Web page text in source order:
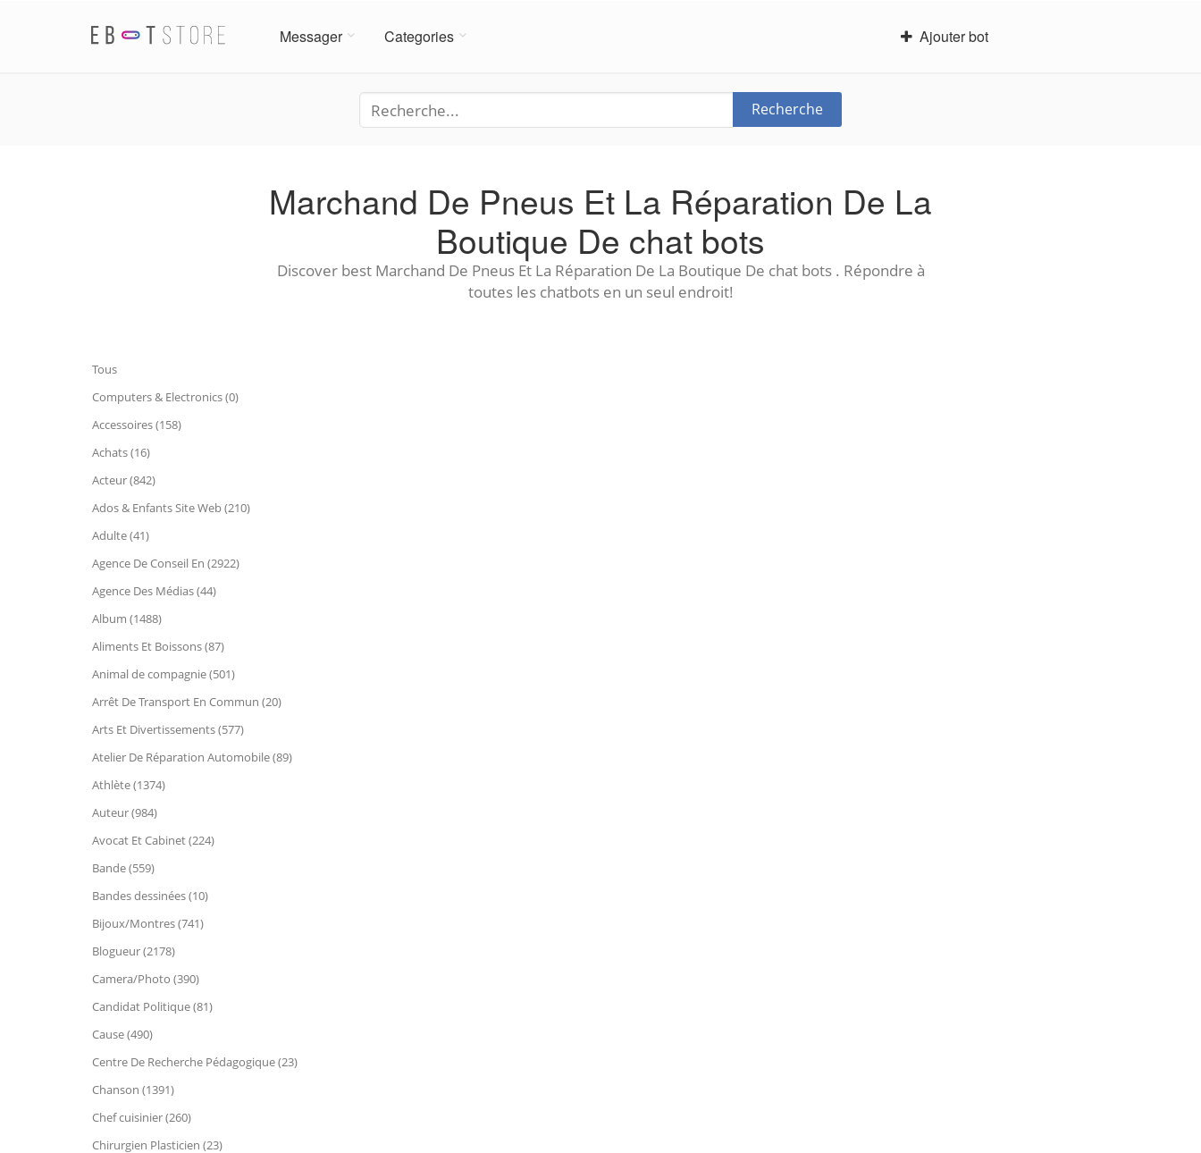
Messager Categories Ajouter bot
Recherche
Marchand De Pneus Et La Réparation De La
Boutique De chat bots
Discover best Marchand De Pneus Et La Réparation De La Boutique De chat bots . Répondre à
toutes les chatbots en un seul endroit!
Tous
Computers & Electronics (0)
Accessoires (158)
Achats (16)
Acteur (842)
Ados & Enfants Site Web (210)
Adulte (41)
Agence De Conseil En (2922)
Agence Des Médias (44)
Album (1488)
Aliments Et Boissons (87)
Animal de compagnie (501)
Arrêt De Transport En Commun (20)
Arts Et Divertissements (577)
Atelier De Réparation Automobile (89)
Athlète (1374)
Auteur (984)
Avocat Et Cabinet (224)
Bande (559)
Bandes dessinées (10)
Bijoux/Montres (741)
Blogueur (2178)
Camera/Photo (390)
Candidat Politique (81)
Cause (490)
Centre De Recherche Pédagogique (23)
Chanson (1391)
Chef cuisinier (260)
Chirurgien Plasticien (23)